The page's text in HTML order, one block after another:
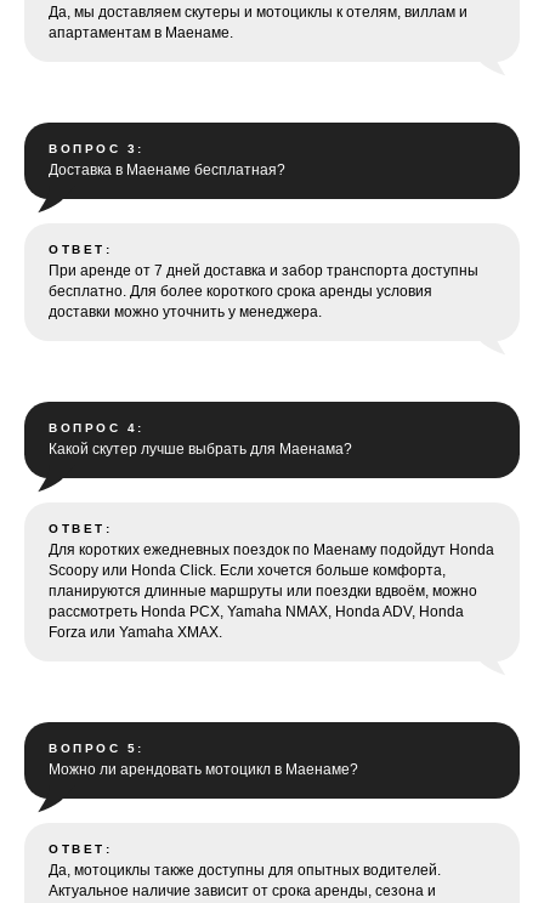
Да, мы доставляем скутеры и мотоциклы к отелям, виллам и
апартаментам в Маенаме.
ВОПРОС 3:
Доставка в Маенаме бесплатная?
ОТВЕТ:
При аренде от 7 дней доставка и забор транспорта доступны
бесплатно. Для более короткого срока аренды условия
доставки можно уточнить у менеджера.
ВОПРОС 4:
Какой скутер лучше выбрать для Маенама?
ОТВЕТ:
Для коротких ежедневных поездок по Маенаму подойдут Honda
Scoopy или Honda Click. Если хочется больше комфорта,
планируются длинные маршруты или поездки вдвоём, можно
рассмотреть Honda PCX, Yamaha NMAX, Honda ADV, Honda
Forza или Yamaha XMAX.
ВОПРОС 5:
Можно ли арендовать мотоцикл в Маенаме?
ОТВЕТ:
Да, мотоциклы также доступны для опытных водителей.
Актуальное наличие зависит от срока аренды, сезона и